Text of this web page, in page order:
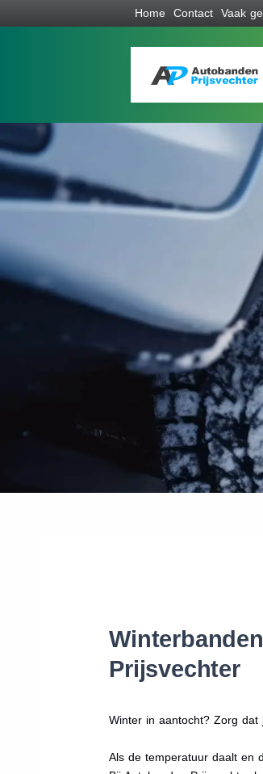
Home Contact Vaak
Prijsvechter
Winter in aantocht? Zorg
Als de temperatuur daalt en